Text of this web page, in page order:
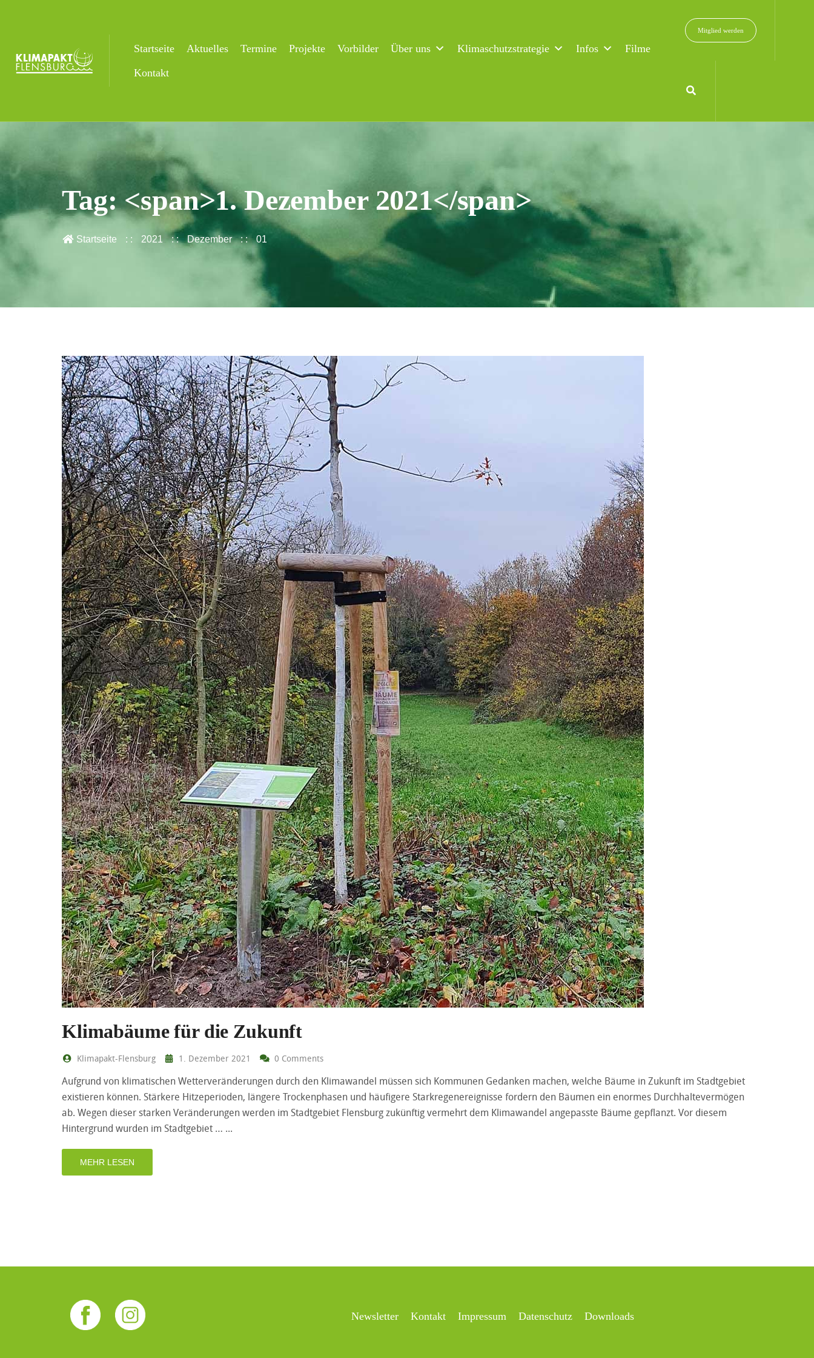
Startseite Aktuelles Termine Projekte Vorbilder Über uns Klimaschutzstrategie Infos
Filme
Kontakt
Mitglied werden
Tag: <span>1. Dezember 2021</span>
Startseite 2021 Dezember 01
Klimabäume für die Zukunft
Klimapakt-Flensburg 1. Dezember 2021 0 Comments
Aufgrund von klimatischen Wetterveränderungen durch den Klimawandel müssen sich Kommunen Gedanken machen, welche Bäume in Zukunft im Stadtgebiet
existieren können. Stärkere Hitzeperioden, längere Trockenphasen und häufigere Starkregenereignisse fordern den Bäumen ein enormes Durchhaltevermögen
ab. Wegen dieser starken Veränderungen werden im Stadtgebiet Flensburg zukünftig vermehrt dem Klimawandel angepasste Bäume gepflanzt. Vor diesem
Hintergrund wurden im Stadtgebiet …
MEHR LESEN
Newsletter Kontakt Impressum Datenschutz Downloads